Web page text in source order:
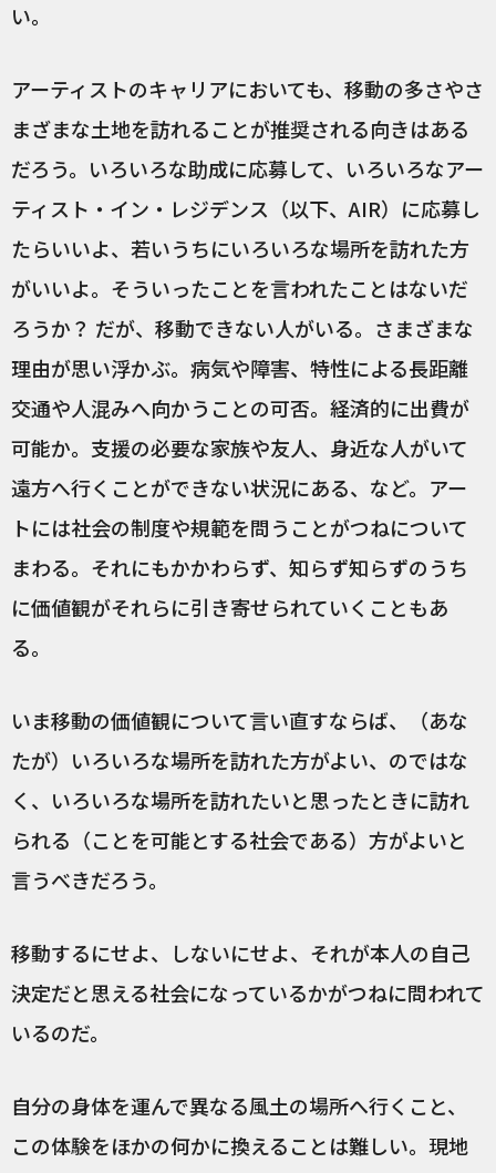
い。
アーティストのキャリアにおいても、移動の多さやさ
まざまな土地を訪れることが推奨される向きはある
だろう。いろいろな助成に応募して、いろいろなアー
ティスト・イン・レジデンス（以下、AIR）に応募し
たらいいよ、若いうちにいろいろな場所を訪れた方
がいいよ。そういったことを言われたことはないだ
ろうか？ だが、移動できない人がいる。さまざまな
理由が思い浮かぶ。病気や障害、特性による長距離
交通や人混みへ向かうことの可否。経済的に出費が
可能か。支援の必要な家族や友人、身近な人がいて
遠方へ行くことができない状況にある、など。アー
トには社会の制度や規範を問うことがつねについて
まわる。それにもかかわらず、知らず知らずのうち
に価値観がそれらに引き寄せられていくこともあ
る。
いま移動の価値観について言い直すならば、（あな
たが）いろいろな場所を訪れた方がよい、のではな
く、いろいろな場所を訪れたいと思ったときに訪れ
られる（ことを可能とする社会である）方がよいと
言うべきだろう。
移動するにせよ、しないにせよ、それが本人の自己
決定だと思える社会になっているかがつねに問われて
いるのだ。
自分の身体を運んで異なる風土の場所へ行くこと、
この体験をほかの何かに換えることは難しい。現地